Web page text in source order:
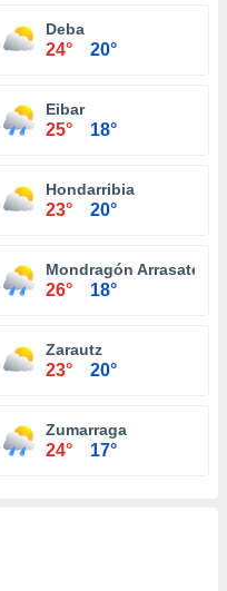
Deba
24° 20°
Eibar
25° 18°
Hondarribia
23° 20°
Mondragón Arrasate
26° 18°
Zarautz
23° 20°
Zumarraga
24° 17°